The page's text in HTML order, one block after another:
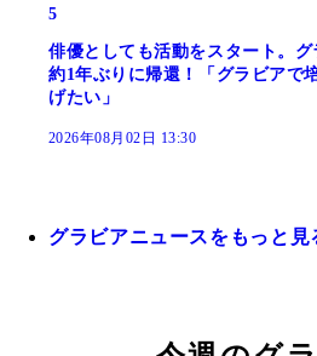
5
俳優としても活動をスタート。
約1年ぶりに帰還！「グラビアで
げたい」
2026年08月02日 13:30
グラビアニュースをもっと見